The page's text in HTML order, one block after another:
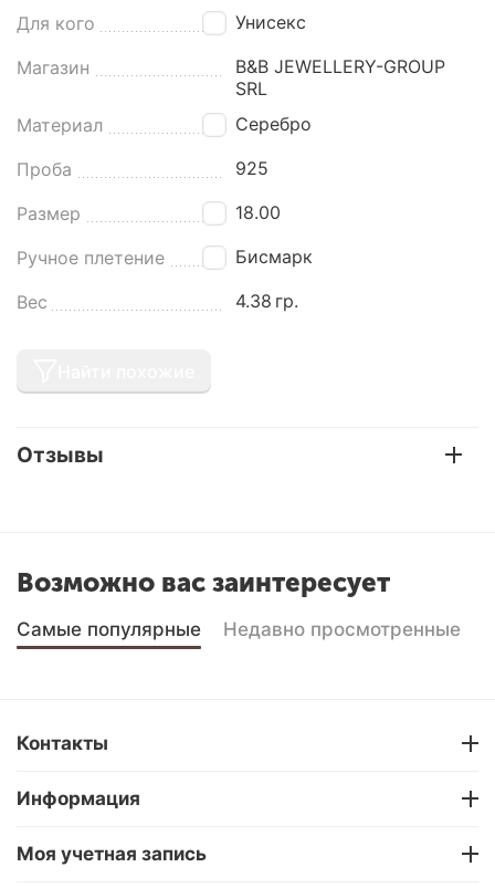
Для кого Унисекс
Магазин
B&B JEWELLERY-GROUP
SRL
Материал
Серебро
Проба 925
Размер 18.00
Ручное плетение Бисмарк
Вес 4.38 гр.
Отзывы
Возможно вас заинтересует
Самые популярные Недавно просмотренные
Контакты
Информация
Моя учетная запись